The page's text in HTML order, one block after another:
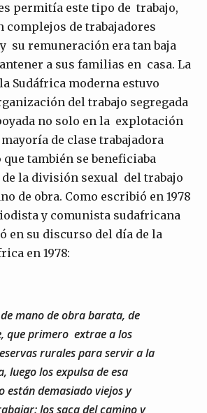
permitía este tipo de trabajo,
complejos de trabajadores
su remuneración era tan baja
a sus familias en casa. La
Sudáfrica moderna estuvo
del trabajo segregada
no solo en la explotación
de clase trabajadora
también se beneficiaba
la división sexual del trabajo
de obra. Como escribió en 1978
y comunista sudafricana
en su discurso del día de la
en 1978:
mano de obra barata, de
que primero extrae a los
rurales para servir a la
luego los expulsa de esa
están demasiado viejos y
los saca del camino y